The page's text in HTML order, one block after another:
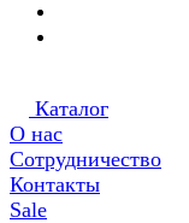
Каталог
О нас
Сотрудничество
Контакты
Sale